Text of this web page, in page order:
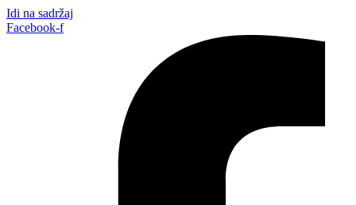
Idi na sadržaj
Facebook-f